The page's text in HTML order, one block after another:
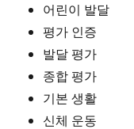
어린이 발달
평가 인증
발달 평가
종합 평가
기본 생활
신체 운동